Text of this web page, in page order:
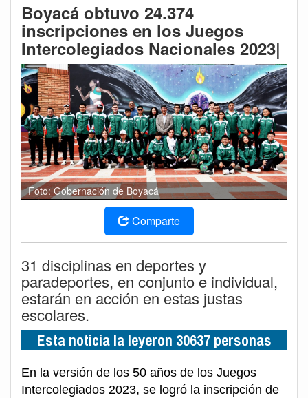
Boyacá obtuvo 24.374
inscripciones en los Juegos
Intercolegiados Nacionales 2023|
Foto: Gobernación de Boyacá
Comparte
31 disciplinas en deportes y
paradeportes, en conjunto e individual,
estarán en acción en estas justas
escolares.
Esta noticia la leyeron 30637 personas
En la versión de los 50 años de los Juegos
Intercolegiados 2023, se logró la inscripción de